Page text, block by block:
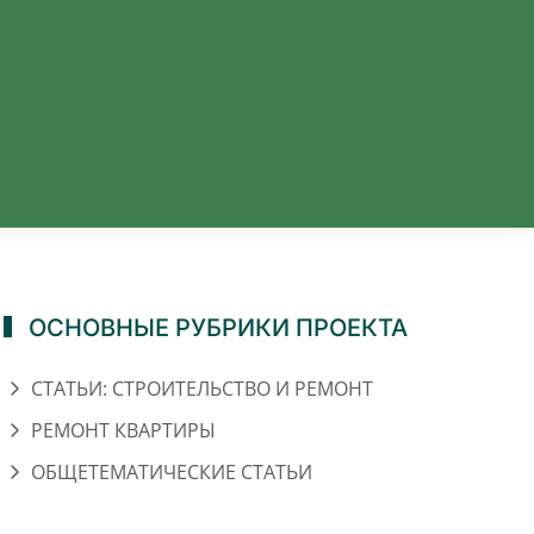
ОСНОВНЫЕ РУБРИКИ ПРОЕКТА
СТАТЬИ: СТРОИТЕЛЬСТВО И РЕМОНТ
РЕМОНТ КВАРТИРЫ
ОБЩЕТЕМАТИЧЕСКИЕ СТАТЬИ